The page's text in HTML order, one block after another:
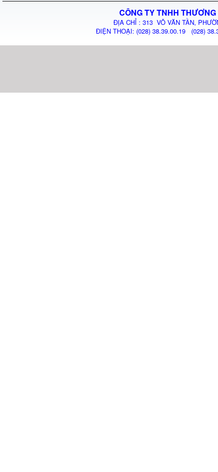
CÔNG TY TNHH
ĐỊA CHỈ : 313 VÕ VĂN TẦN,
ĐIỆN THOẠI: (028) 38.39.00.19 (028)